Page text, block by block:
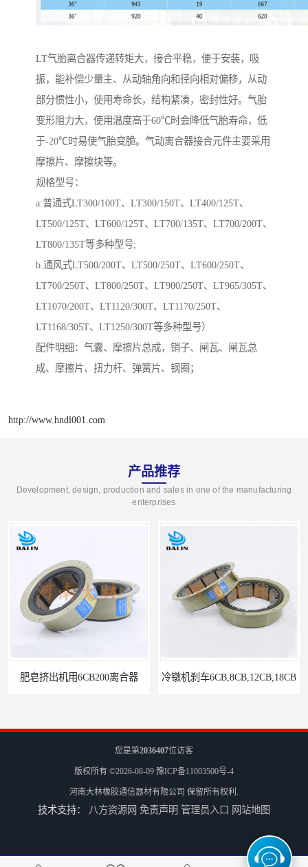
LT气胎离合器传递转矩大，接合平稳，便于安装，吸
振，能补偿少量主、从动轴角向和径向相对偏移，从动
部分惯性小，使用寿命长，结构紧凑，密封性好。气胎
变形阻力大，使用温度高于60℃时会降低气胎寿命，低
于-20℃时易使气胎变脆。气动离合器接合元件主要采用
摩擦片、摩擦块等。
规格型号：
a:普通式LT300/100T、LT300/150T、LT400/125T、
LT500/125T、LT600/125T、LT700/135T、LT700/200T、
LT800/135T等多种型号;
b.通风式LT500/200T、LT500/250T、LT600/250T、
LT700/250T、LT800/250T、LT900/250T、LT965/305T、
LT1070/200T、LT1120/300T、LT1170/250T、
LT1168/305T、LT1250/300T等多种型号）
配件明细：气囊、摩擦片总成，销子、闸瓦、闸瓦总
成、摩擦片、扭力杆、弹簧片、钢圈；
http://www.hndl001.com
产品推荐
Development, design, production and sales in one of the manufacturing
enterprises
用6CB200离合器 冷镦机刹车6CB,8CB,12CB,18CB
冷镦机电机用小型8CB250离合器制动器刹车
您是第2036407位访客
版权所有 ©2026-08-09 豫ICP备11003500号-4
河南大林橡胶通信器材有限公司 保留所有权利.
技术支持： 八方资源网 免责声明 管理员入口 网站地图